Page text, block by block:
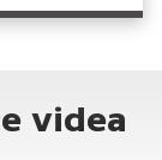
videa